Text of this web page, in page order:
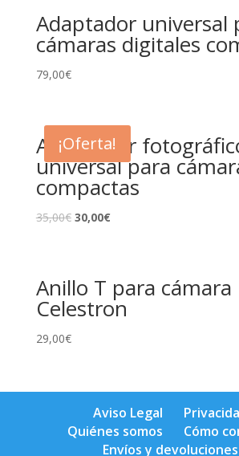
Adaptador universal
cámaras digitales
79,00€
¡Oferta!
Adaptador
universal para
compactas
35,00€ 30,00€
Anillo T para
Celestron
29,00€
Aviso Legal
Quiénes somos
Cómo
Envíos y devoluciones